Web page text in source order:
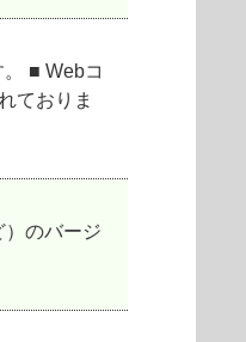
■ Webコ
ておりま
のバージ